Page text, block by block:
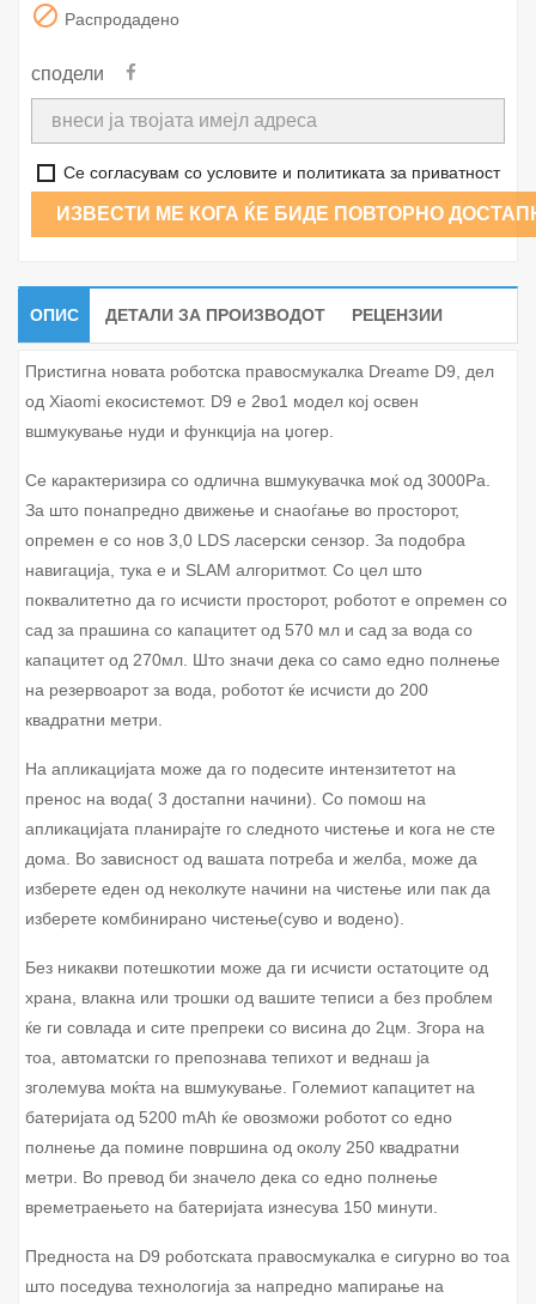
 Распродадено
сподели
Се согласувам со условите и политиката за приватност
ИЗВЕСТИ МЕ КОГА ЌЕ БИДЕ ПОВТОРНО
ОПИС ДЕТАЛИ ЗА ПРОИЗВОДОТ РЕЦЕНЗИИ
Пристигна новата роботска правосмукалка Dreame D9, дел
од Xiaomi екосистемот. D9 е 2во1 модел кој освен
вшмукување нуди и функција на џогер.
Се карактеризира со одлична вшмукувачка моќ од 3000Pa.
За што понапредно движење и снаоѓање во просторот,
опремен е со нов 3,0 LDS ласерски сензор. За подобра
навигација, тука е и SLAM алгоритмот. Со цел што
поквалитетно да го исчисти просторот, роботот е опремен со
сад за прашина со капацитет од 570 мл и сад за вода со
капацитет од 270мл. Што значи дека со само едно полнење
на резервоарот за вода, роботот ќе исчисти до 200
квадратни метри.
На апликацијата може да го подесите интензитетот на
пренос на вода( 3 достапни начини). Со помош на
апликацијата планирајте го следното чистење и кога не сте
дома. Во зависност од вашата потреба и желба, може да
изберете еден од неколкуте начини на чистење или пак да
изберете комбинирано чистење(суво и водено).
Без никакви потешкотии може да ги исчисти остатоците од
храна, влакна или трошки од вашите теписи а без проблем
ќе ги совлада и сите препреки со висина до 2цм. Згора на
тоа, автоматски го препознава тепихот и веднаш ја
зголемува моќта на вшмукување. Големиот капацитет на
батеријата од 5200 mAh ќе овозможи роботот со едно
полнење да помине површина од околу 250 квадратни
метри. Во превод би значело дека со едно полнење
времетраењето на батеријата изнесува 150 минути.
Предноста на D9 роботската правосмукалка е сигурно во тоа
што поседува технологија за напредно мапирање на